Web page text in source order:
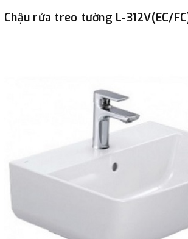
Chậu rửa treo tường L-312V(EC/